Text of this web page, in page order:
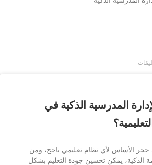
المدرسية الذكية في
حجر الأساس لأي نظام تعليمي ناجح، ومن
الذكية، يمكن تحسين جودة التعليم بشكل